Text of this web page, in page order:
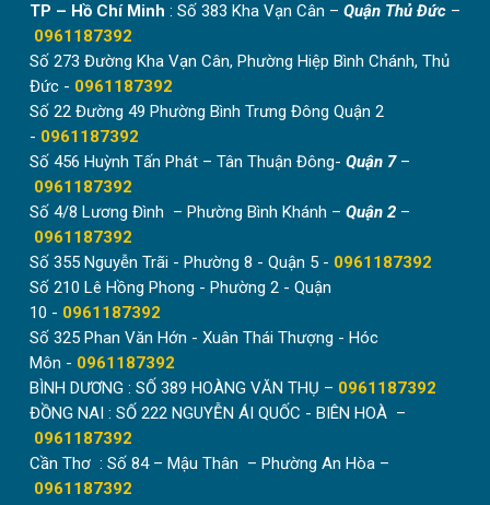
TP – Hồ Chí Minh : Số 383 Kha Vạn Cân – Quận Thủ Đức –
0961187392
Số 273 Đường Kha Vạn Cân, Phường Hiệp Bình Chánh, Thủ
Đức - 0961187392
Số 22 Đường 49 Phường Bình Trưng Đông Quận 2
- 0961187392
Số 456 Huỳnh Tấn Phát – Tân Thuận Đông- Quận 7–
0961187392
Số 4/8 Lương Đình – Phường Bình Khánh – Quận 2 –
0961187392
Số 355 Nguyễn Trãi - Phường 8 - Quận 5 - 0961187392
Số 210 Lê Hồng Phong - Phường 2 - Quận
10 - 0961187392
Số 325 Phan Văn Hớn - Xuân Thái Thượng - Hóc
Môn - 0961187392
BÌNH DƯƠNG : SỐ 389 HOÀNG VĂN THỤ – 0961187392
ĐỒNG NAI : SỐ 222 NGUYỄN ÁI QUỐC - BIÊN HOÀ –
0961187392
Cần Thơ : Số 84 – Mậu Thân – Phường An Hòa –
0961187392